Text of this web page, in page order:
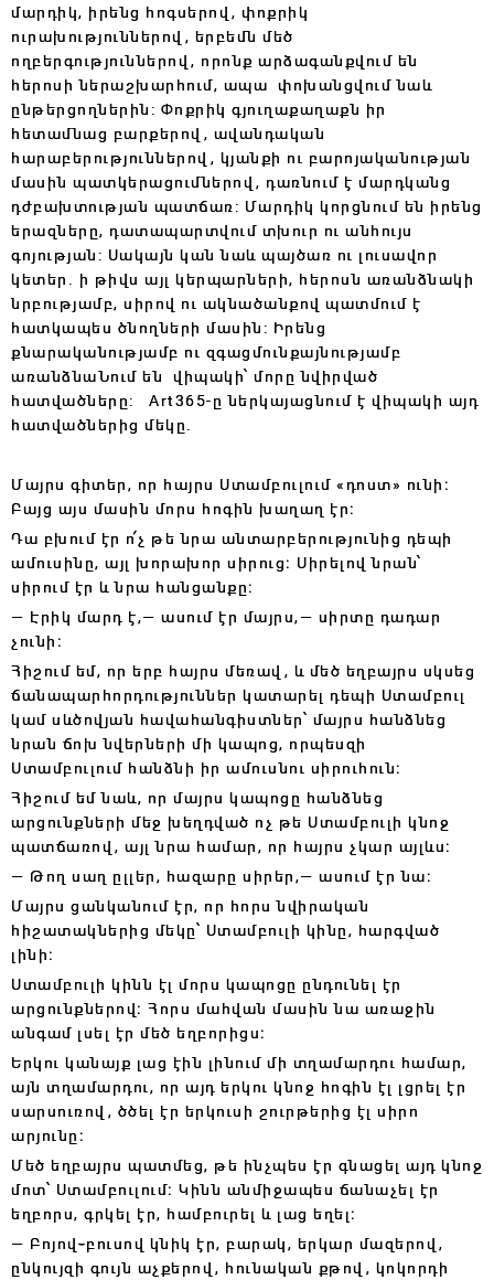
մարդիկ, իրենց հոգսերով, փոքրիկ
ուրախություններով, երբեմն մեծ
ողբերգություններով, որոնք արձագանքվում են
հերոսի ներաշխարհում, ապա փոխանցվումնաև
ընթերցողներին: Փոքրիկ գյուղաքաղաքն իր
հետամնաց բարքերով, ավանդական
հարաբերություններով, կյանքի ու բարոյականության
մասին պատկերացումներով, դառնում է մարդկանց
դժբախտության պատճառ: Մարդիկ կորցնում են իրենց
երազները, դատապարտվում տխուր ու անհույս
գոյության: Սակայն կան նաև պայծառ ու լուսավոր
կետեր. ի թիվս այլ կերպարների, հերոսն առանձնակի
նրբությամբ, սիրով ու ակնածանքով պատմում է
հատկապես ծնողների մասին: Իրենց
քնարականությամբ ու զգացմունքայնությամբ
առանձնաՆում են վիպակի՝ մորը նվիրված
հատվածները: Art365-ը ներկայացնում է վիպակի այդ
հատվածներից մեկը.
Մայրս գիտեր, որ հայրս Ստամբուլում «դոստ» ունի։
Բայց այս մասին մորս հոգին խաղաղ էր։
Դա բխում էր ո՛չ թե նրա անտարբերությունից դեպի
ամուսինը, այլ խորախոր սիրուց։ Սիրելով նրան՝
սիրում էր և նրա հանցանքը։
— Էրիկ մարդ է,— ասում էր մայրս,— սիրտը դադար
չունի։
Հիշում եմ, որ երբ հայրս մեռավ, և մեծ եղբայրս սկսեց
ճանապարհորդություններ կատարել դեպի Ստամբուլ
կամ սևծովյան հավահանգիստներ՝ մայրս հանձնեց
նրան ճոխ նվերների մի կապոց, որպեսզի
Ստամբուլում հանձնի իր ամուսնու սիրուհուն։
Հիշում եմ նաև, որ մայրս կապոցը հանձնեց
արցունքների մեջ խեղդված ոչ թե Ստամբուլի կնոջ
պատճառով, այլ նրա համար, որ հայրս չկար այլևս։
— Թող սաղ ըլլեր, հազարը սիրեր,— ասում էր նա։
Մայրս ցանկանում էր, որ հորս նվիրական
հիշատակներից մեկը՝ Ստամբուլի կինը, հարգված
լինի։
Ստամբուլի կինն էլ մորս կապոցը ընդունել էր
արցունքներով։ Հորս մահվան մասին նա առաջին
անգամ լսել էր մեծ եղբորիցս։
Երկու կանայք լաց էին լինում մի տղամարդու համար,
այն տղամարդու, որ այդ երկու կնոջ հոգին էլ լցրել էր
սարսուռով, ծծել էր երկուսի շուրթերից էլ սիրո
արյունը։
Մեծ եղբայրս պատմեց, թե ինչպես էր գնացել այդ կնոջ
մոտ՝ Ստամբուլում։ Կինն անմիջապես ճանաչել էր
եղբորս, գրկել էր, համբուրել և լաց եղել։
— Բոյով֊բուսով կնիկ էր, բարակ, երկար մազերով,
ընկույզի գույն աչքերով, հունական քթով, կոկորդի